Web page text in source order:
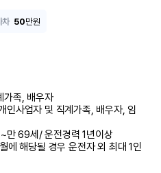
차 50만원
가족, 배우자
인사업자 및 직계가족, 배우자, 임
만 69세/ 운전경력 1년이상
에 해당될 경우 운전자 외 최대 1인